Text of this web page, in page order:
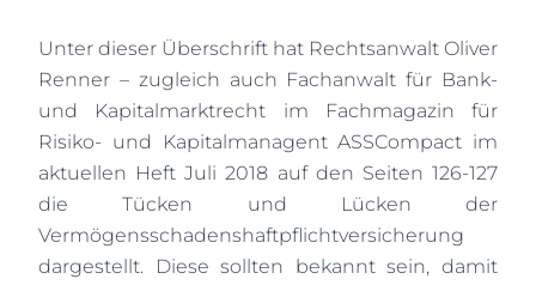
Unter dieser Überschrift hat Rechtsanwalt Oliver
Renner – zugleich auch Fachanwalt für Bank-
und Kapitalmarktrecht im Fachmagazin für
Risiko- und Kapitalmanagent ASSCompact im
aktuellen Heft Juli 2018 auf den Seiten 126-127
die Tücken und Lücken der
Vermögensschadenshaftpflichtversicherung
dargestellt. Diese sollten bekannt sein, damit